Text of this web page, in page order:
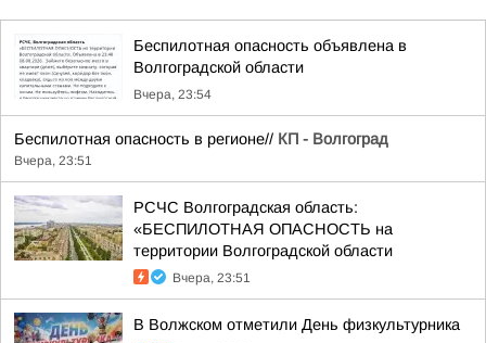
Беспилотная опасность объявлена в
Волгоградской области
Вчера, 23:54
Беспилотная опасность в регионе// КП - Волгоград
Вчера, 23:51
РСЧС Волгоградская область:
«БЕСПИЛОТНАЯ ОПАСНОСТЬ на
территории Волгоградской области
Вчера, 23:51
В Волжском отметили День физкультурника